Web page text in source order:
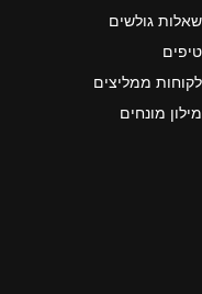
שאלות גולשים
טיפים
לקוחות ממליצים
מילון מונחים